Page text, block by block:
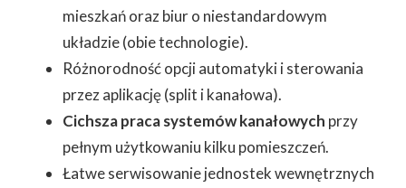
mieszkań oraz biur o niestandardowym
układzie (obie technologie).
Różnorodność opcji automatyki i sterowania
przez aplikację (split i kanałowa).
Cichsza praca systemów kanałowych przy
pełnym użytkowaniu kilku pomieszczeń.
Łatwe serwisowanie jednostek wewnętrznych